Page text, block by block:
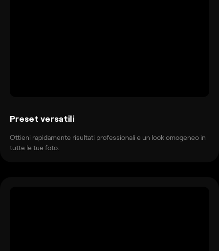
Preset versatili
Ottieni rapidamente risultati professionali e un look omogeneo in
tutte le tue foto.